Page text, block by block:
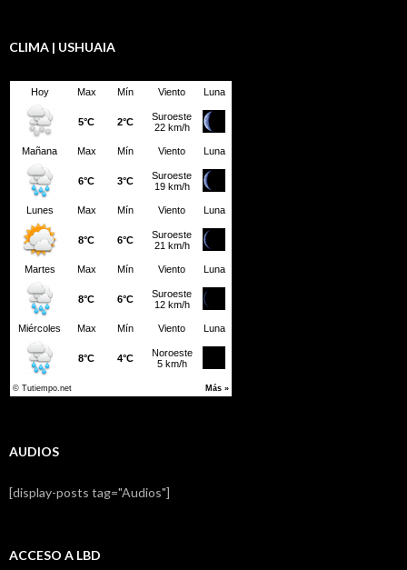
CLIMA | USHUAIA
AUDIOS
[display-posts tag="Audios"]
ACCESO A LBD